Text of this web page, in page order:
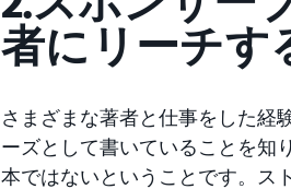
者にリーチす
さまざまな著者と仕事をした経
ーズとして書いていることを知
本ではないということです。ス